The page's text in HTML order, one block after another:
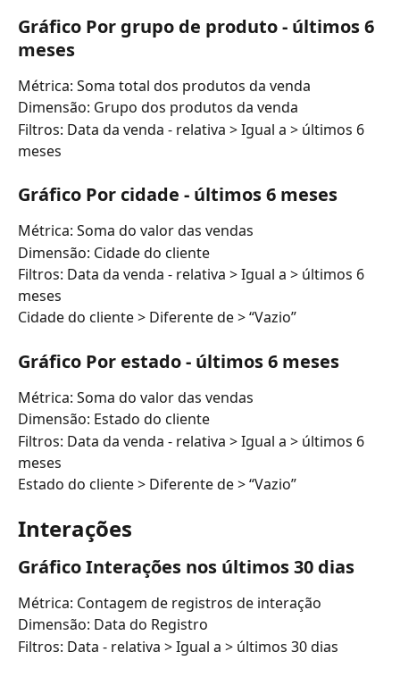
Gráfico Por grupo de produto - últimos 6
meses
Métrica: Soma total dos produtos da venda
Dimensão: Grupo dos produtos da venda
Filtros: Data da venda - relativa > Igual a > últimos 6
meses
Gráfico Por cidade - últimos 6 meses
Métrica: Soma do valor das vendas
Dimensão: Cidade do cliente
Filtros: Data da venda - relativa > Igual a > últimos 6
meses
Cidade do cliente > Diferente de > “Vazio”
Gráfico Por estado - últimos 6 meses
Métrica: Soma do valor das vendas
Dimensão: Estado do cliente
Filtros: Data da venda - relativa > Igual a > últimos 6
meses
Estado do cliente > Diferente de > “Vazio”
Interações
Gráfico Interações nos últimos 30 dias
Métrica: Contagem de registros de interação
Dimensão: Data do Registro
Filtros: Data - relativa > Igual a > últimos 30 dias